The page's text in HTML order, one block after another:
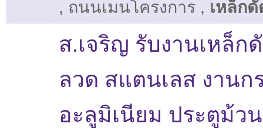
, ถนนเมนโครงการ , เหล็ก
ส.เจริญ รับงานเหล็ก
ลวด สแตนเลส งานก
อะลูมิเนียม ประตูม้วน